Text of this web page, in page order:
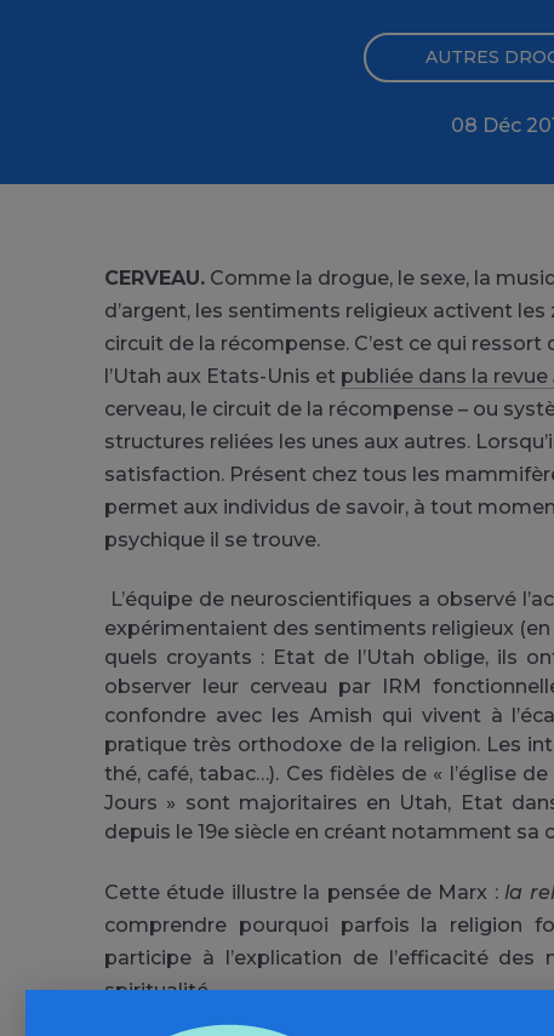
AUTRES
08 Déc
CERVEAU. Comme la drogue, le sexe, la
d’argent, les sentiments religieux activent
circuit de la récompense. C’est ce qui ressort
l’Utah aux Etats-Unis et publiée dans la revue
cerveau, le circuit de la récompense – ou
structures reliées les unes aux autres.
satisfaction. Présent chez tous les
permet aux individus de savoir, à tout
psychique il se trouve.
L’équipe de neuroscientifiques a observé
expérimentaient des sentiments religieux
quels croyants : Etat de l’Utah oblige, ils
observer leur cerveau par IRM
confondre avec les Amish qui vivent à
pratique très orthodoxe de la religion. Les
thé, café, tabac…). Ces fidèles de « l’église
Jours » sont majoritaires en Utah, Etat
depuis le 19e siècle en créant notamment sa
Cette étude illustre la pensée de Marx : la
comprendre pourquoi parfois la religion
participe à l’explication de l’efficacité des
spiritualité…